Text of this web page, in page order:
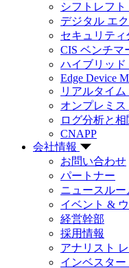
シフトレフト
デジタル エ
セキュリティ
CIS ベンチマ
ハイブリッ
Edge Device
リアルタイム
オンプレミ
ログ分析と相
CNAPP
会社情報
お問い合わせ
パートナー
ニュースルー
イベント &
経営幹部
採用情報
アナリスト
インベスタ